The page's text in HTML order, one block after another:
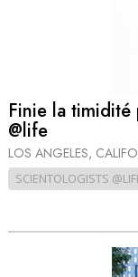
Finie la
@life
LOS ANGELES,
SCIENTOLOGISTS